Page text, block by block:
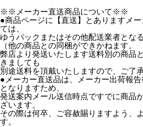
※※メーカー直送商品について※※
●商品ページに【直送】とありますメ
ては、
ゆうパックまたはその他配送業者とな
（他の商品との同梱ができかねます。
弊店より発送いたします送料別の商品
きましても
別途送料を頂戴いたしますので、ご了
●メーカー直送品は、メーカー出荷報
となりますため、
発送案内メール送信時点ですでに商品
ざいます。
その際は何卒、ご容赦賜りますよう、
す。